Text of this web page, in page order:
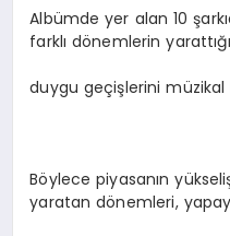
Albümde yer alan 10
farklı dönemlerin yarattığı
duygu geçişlerini
Böylece piyasanın
yaratan dönemleri,